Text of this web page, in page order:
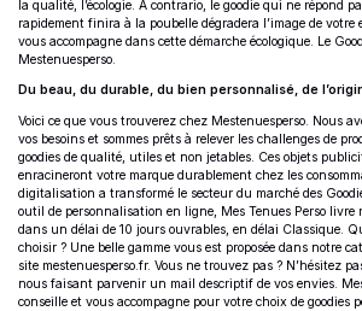
la qualité, l’écologie. A contrario, le goodie qui ne répond
rapidement finira à la poubelle dégradera l’image de votre
vous accompagne dans cette démarche écologique. Le
Mestenuesperso.
Du beau, du durable, du bien personnalisé, de
Voici ce que vous trouverez chez Mestenuesperso. Nous
vos besoins et sommes prêts à relever les challenges de
goodies de qualité, utiles et non jetables. Ces objets
enracineront votre marque durablement chez les
digitalisation a transformé le secteur du marché des
outil de personnalisation en ligne, Mes Tenues Perso livre
dans un délai de 10 jours ouvrables, en délai Classique.
choisir ? Une belle gamme vous est proposée dans notre
site mestenuesperso.fr. Vous ne trouvez pas ? N’hésitez
nous faisant parvenir un mail descriptif de vos envies.
conseille et vous accompagne pour votre choix de goodies